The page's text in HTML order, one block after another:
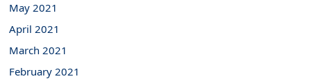
May 2021
April 2021
March 2021
February 2021